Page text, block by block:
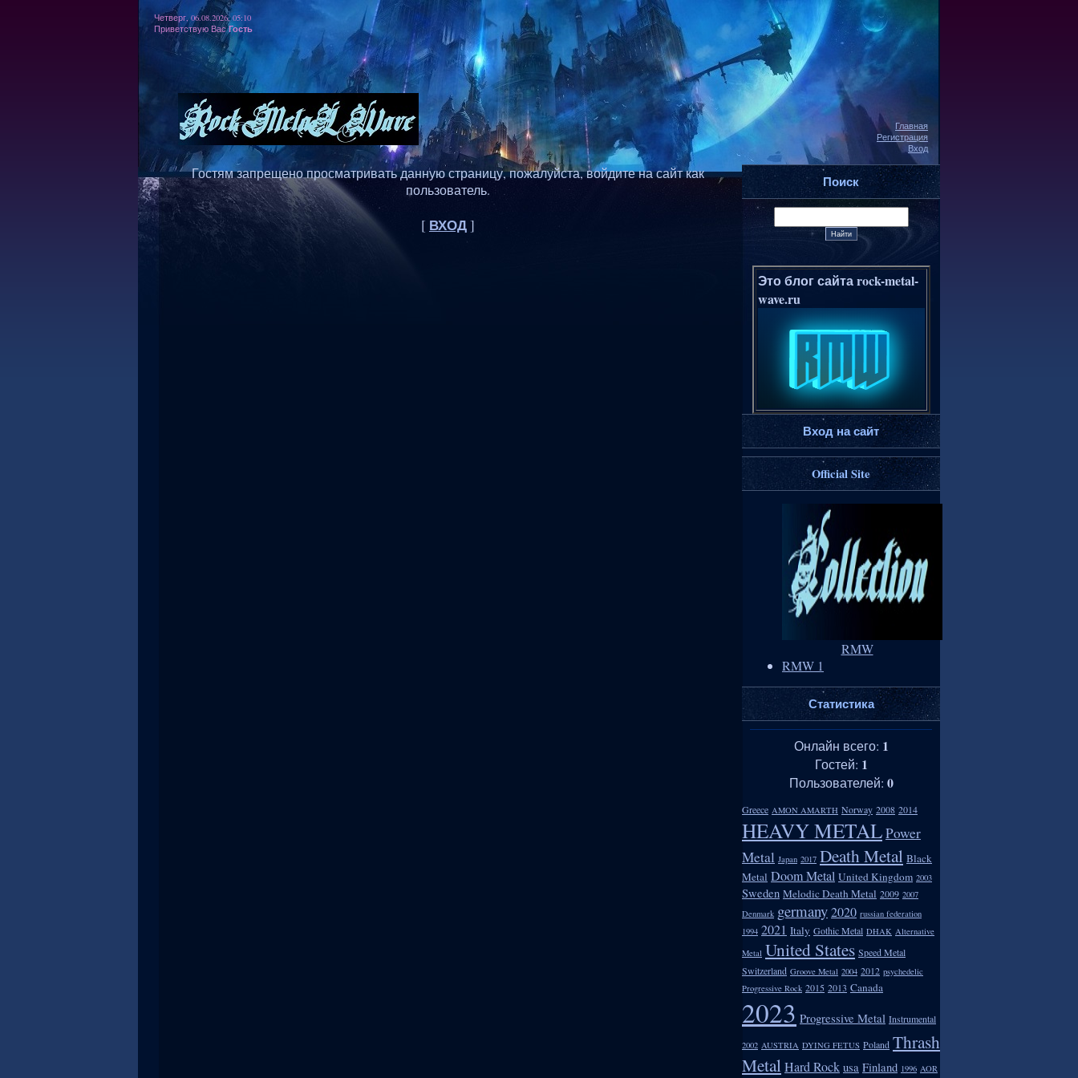
Четверг, 06.08.2026, 05:10
Приветствую Вас Гость
Главная
Регистрация
Вход
Гостям запрещено просматривать данную страницу, пожалуйста, войдите на сайт как
пользователь.
[ ВХОД]
Поиск
Это блог сайта rock-metal-
wave.ru
Вход на сайт
Official Site
RMW
RMW 1
Статистика
Онлайн всего: 1
Гостей: 1
Пользователей: 0
Greece AMON AMARTH Norway 2008 2014
HEAVY METALPower
Metal Japan 2017 Death Metal Black
Metal Doom Metal United Kingdom 2003
Sweden Melodic Death Metal 2009 2007
Denmark germany2020 russian federation
1994 2021 Italy Gothic Metal DHAK Alternative
Metal United States Speed Metal
Switzerland Groove Metal 2004 2012 psychedelic
Progressive Rock 2015 2013 Canada
2023 Progressive Metal Instrumental
2002 AUSTRIA DYING FETUS Poland Thrash
MetalHard Rock usa Finland 1996 AOR